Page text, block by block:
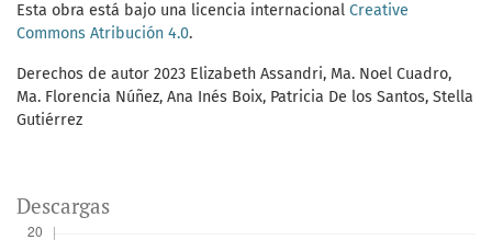
Esta obra está bajo una licencia internacional Creative
Commons Atribución 4.0.
Derechos de autor 2023 Elizabeth Assandri, Ma. Noel Cuadro,
Ma. Florencia Núñez, Ana Inés Boix, Patricia De los Santos, Stella
Gutiérrez
Descargas